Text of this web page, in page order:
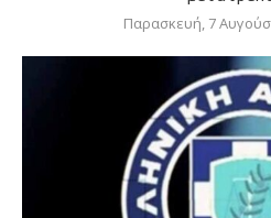
Παρασκευή, 7